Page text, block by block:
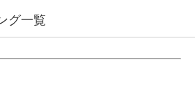
グ一覧